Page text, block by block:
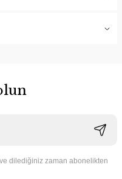
dilediğiniz zaman abonelikten